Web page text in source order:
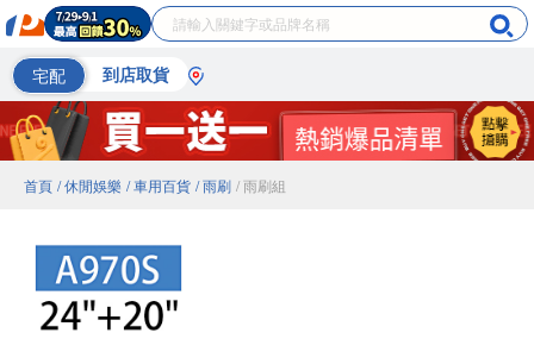
宅配 到店取貨
首頁 / 休閒娛樂 / 車用百貨 / 雨刷 / 雨刷組